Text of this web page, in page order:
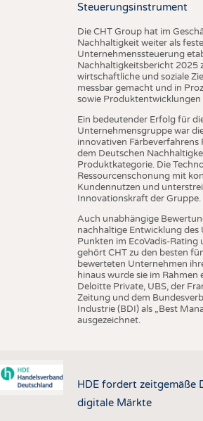
Steuerungsinstrument
Die CHT Group hat im
Nachhaltigkeit weiter als
Unternehmenssteuerung
Nachhaltigkeitsbericht 2025
wirtschaftliche und soziale
messbar gemacht und in
sowie
Ein bedeutender Erfolg für
Unternehmensgruppe war
innovativen Färbeverfahrens
dem Deutschen
Produktkategorie. Die
Ressourcenschonung mit
Kundennutzen und
Innovationskraft der Gruppe.
Auch unabhängige
nachhaltige Entwicklung
Punkten im EcoVadis-Rating
gehört CHT zu den besten
bewerteten Unternehmen
hinaus wurde sie im Rahmen
Deloitte Private, UBS, der
Zeitung und dem
Industrie (BDI) als „Best
ausgezeichnet.
HDE fordert zeitgemäße
digitale Märkte